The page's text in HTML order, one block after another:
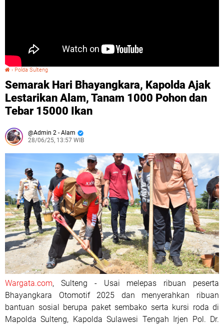
› Polda Sulteng
Semarak Hari Bhayangkara, Kapolda Ajak
Lestarikan Alam, Tanam 1000 Pohon dan
Tebar 15000 Ikan
Admin 2 - Alam
28/06/25, 13:57 WIB
Wargata.com, Sulteng - Usai melepas ribuan peserta
Bhayangkara Otomotif 2025 dan menyerahkan ribuan
bantuan sosial berupa paket sembako serta kursi roda di
Mapolda Sulteng, Kapolda Sulawesi Tengah Irjen Pol. Dr.